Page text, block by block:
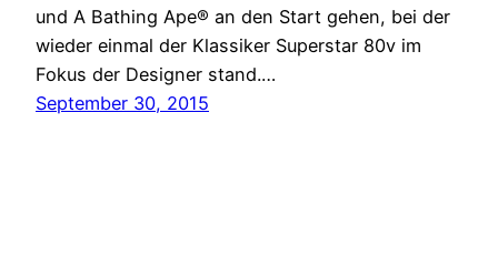
und A Bathing Ape® an den Start gehen, bei der
wieder einmal der Klassiker Superstar 80v im
Fokus der Designer stand.…
September 30, 2015